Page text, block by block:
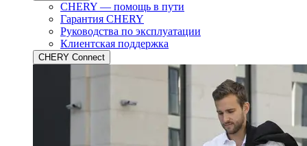
CHERY — помощь в пути
Гарантия CHERY
Руководства по эксплуатации
Клиентская поддержка
CHERY Connect